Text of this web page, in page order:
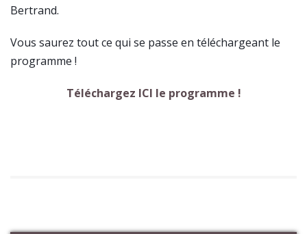
Bertrand.
Vous saurez tout ce qui se passe en téléchargeant le
programme !
Téléchargez ICI le programme !